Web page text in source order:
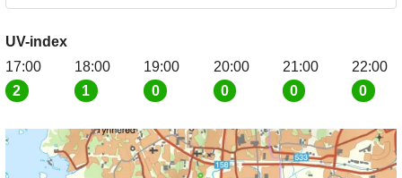
UV-index
17:00
2
18:00
1
19:00
0
20:00
0
21:00
0
22:00
0